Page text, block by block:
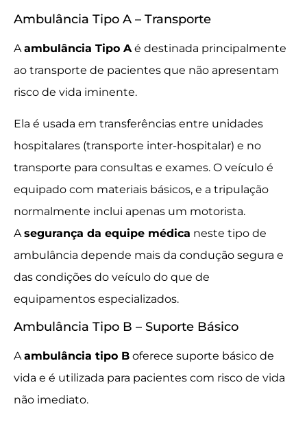
Ambulância Tipo A – Transporte
A ambulância Tipo A é destinada principalmente
ao transporte de pacientes que não apresentam
risco de vida iminente.
Ela é usada em transferências entre unidades
hospitalares (transporte inter-hospitalar) e no
transporte para consultas e exames. O veículo é
equipado com materiais básicos, e a tripulação
normalmente inclui apenas um motorista.
Asegurança da equipe médica neste tipo de
ambulância depende mais da condução segura e
das condições do veículo do que de
equipamentos especializados.
Ambulância Tipo B – Suporte Básico
Aambulância tipo B oferece suporte básico de
vida e é utilizada para pacientes com risco de vida
não imediato.